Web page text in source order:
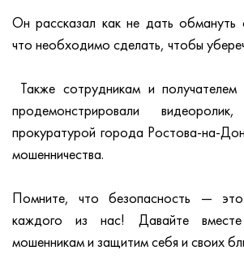
Он рассказал как не дать обмануть
что необходимо сделать, чтобы
Также сотрудникам и получателем
продемонстрировали видеоролик,
прокуратурой города Ростова-на-
мошенничества.
Помните, что безопасность — это
каждого из нас! Давайте
мошенникам и защитим себя и своих